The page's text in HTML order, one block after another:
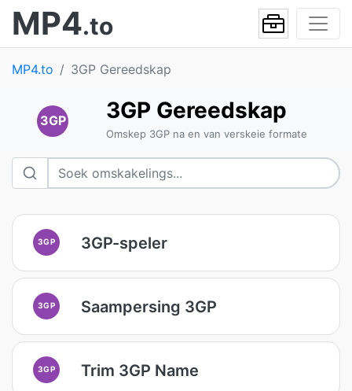
MP4.to
MP4.to 3GP Gereedskap
3GP 3GP Gereedskap
Omskep 3GP na en van verskeie formate
3GP 3GP-speler
3GP Saampersing 3GP
3GP Trim 3GP Name